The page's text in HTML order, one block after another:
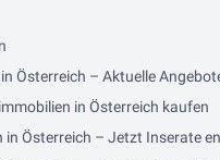
Österreich – Aktuelle
in Österreich kaufen
in Österreich – Jetzt Inserate